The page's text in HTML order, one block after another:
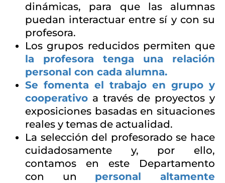
dinámicas, para que las alumnas
puedan interactuar entre sí y con su
profesora.
Los grupos reducidos permiten que
la profesora tenga una relación
personal con cada alumna.
Se fomenta el trabajo en grupo y
cooperativo a través de proyectos y
exposiciones basadas en situaciones
reales y temas de actualidad.
La selección del profesorado se hace
cuidadosamente y, por ello,
contamos en este Departamento
con un personal altamente